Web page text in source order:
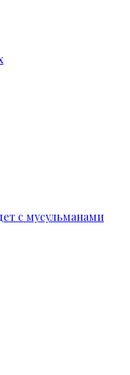
с мусульманами